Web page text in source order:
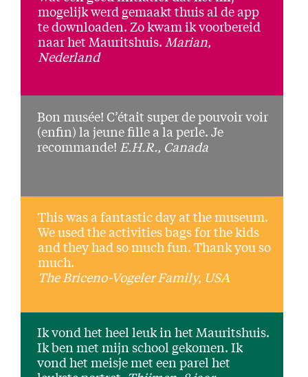
mogelijk werd gemaakt thuis al de app
te downloaden. Zo kwam ik voorbereid
naar het Mauritshuis. Marian,
Nederland
Bon musée! C’était super de pouvoir voir
(enfin) la jeune fille a la perle. Je
recommande! E.H.R., Canada
This was a fantastic day at the museum.
We used the activities bags for the kids
and they had so much fun. Thank you so
much.
The Briceno-Vogeler Family, USA
Ik vond het heel leuk in het Mauritshuis.
Ik ben met mijn school gekomen. Ik
vond het meisje met een parel het